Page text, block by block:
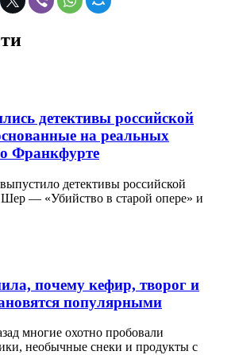
детективы российской
на реальных
Франкфурте
детективы российской
— «Убийство в старой опере» и
почему кефир, творог и
популярными
многие охотно пробовали
необычные снеки и продукты с